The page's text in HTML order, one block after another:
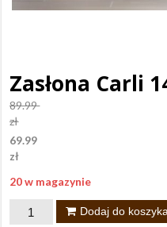
Zasłona Carli
89.99
zł
69.99
zł
20 w magazynie
ilość
Dodaj do koszyka